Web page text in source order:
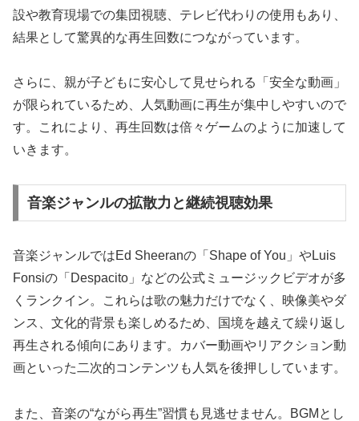
設や教育現場での集団視聴、テレビ代わりの使用もあり、
結果として驚異的な再生回数につながっています。
さらに、親が子どもに安心して見せられる「安全な動画」
が限られているため、人気動画に再生が集中しやすいので
す。これにより、再生回数は倍々ゲームのように加速して
いきます。
音楽ジャンルの拡散力と継続視聴効果
音楽ジャンルではEd Sheeranの「Shape of You」やLuis
Fonsiの「Despacito」などの公式ミュージックビデオが多
くランクイン。これらは歌の魅力だけでなく、映像美やダ
ンス、文化的背景も楽しめるため、国境を越えて繰り返し
再生される傾向にあります。カバー動画やリアクション動
画といった二次的コンテンツも人気を後押ししています。
また、音楽の“ながら再生”習慣も見逃せません。BGMとし